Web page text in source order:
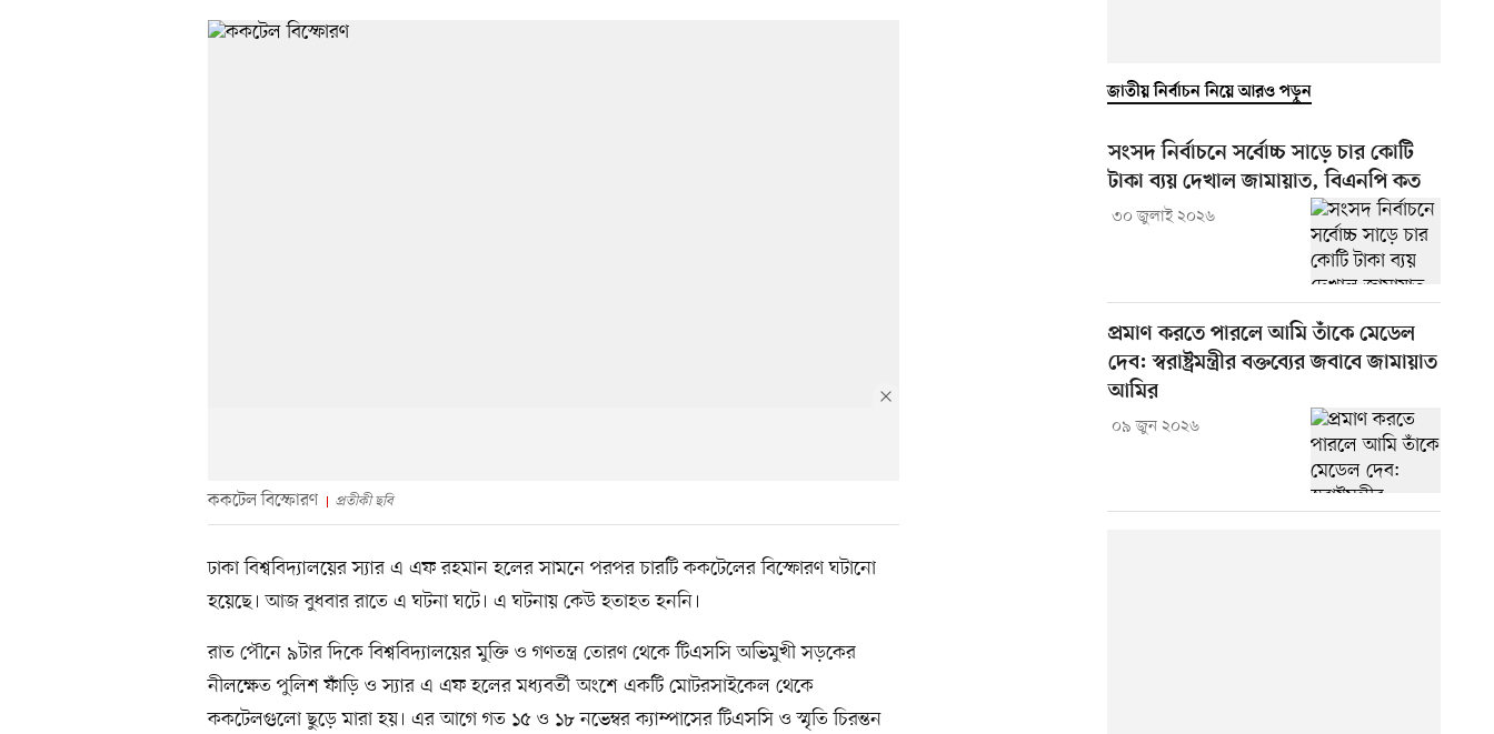
ককটেল বিস্ফোরণ প্রতীকী ছবি
ঢাকা বিশ্ববিদ্যালয়ের স্যার এ এফ রহমান হলের সামনে পরপর চারটি ককটেলের বিস্ফোরণ ঘটানো
হয়েছে। আজ বুধবার রাতে এ ঘটনা ঘটে। এ ঘটনায় কেউ হতাহত হননি।
রাত পৌনে ৯টার দিকে বিশ্ববিদ্যালয়ের মুক্তি ও গণতন্ত্র তোরণ থেকে টিএসসি অভিমুখী সড়কের
নীলক্ষেত পুলিশ ফাঁড়ি ও স্যার এ এফ হলের মধ্যবর্তী অংশে একটি মোটরসাইকেল থেকে
ককটেলগুলো ছুড়ে মারা হয়। এর আগে গত ১৫ ও ১৮ নভেম্বর ক্যাম্পাসের টিএসসি ও স্মৃতি চিরন্তন
জাতীয় নির্বাচন নিয়ে আরও পড়ুন
সংসদ নির্বাচনে সর্বোচ্চ সাড়ে চার কোটি
টাকা ব্যয় দেখাল জামায়াত, বিএনপি কত
৩০ জুলাই ২০২৬
প্রমাণ করতে পারলে আমি তাঁকে মেডেল
দেব: স্বরাষ্ট্রমন্ত্রীর বক্তব্যের জবাবে জামায়াত
আমির
০৯ জুন ২০২৬